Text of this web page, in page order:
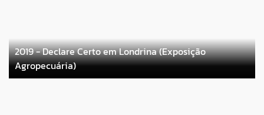
2019 - Declare Certo em Londrina (Exposição
Agropecuária)